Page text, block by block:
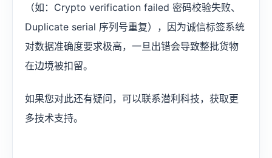
（如：Crypto verification failed 密码校验失败、
Duplicate serial 序列号重复），因为诚信标签系统
对数据准确度要求极高，一旦出错会导致整批货物
在边境被扣留。
如果您对此还有疑问，可以联系潜利科技，获取更
多技术支持。